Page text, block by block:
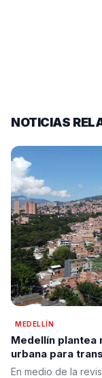
NOTICIAS
MEDELLÍN
Medellín plantea
urbana para
En medio de la